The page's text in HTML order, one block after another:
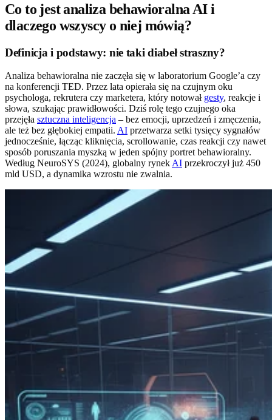
Co to jest analiza behawioralna AI i
dlaczego wszyscy o niej mówią?
Definicja i podstawy: nie taki diabeł straszny?
Analiza behawioralna nie zaczęła się w laboratorium Google’a czy
na konferencji TED. Przez lata opierała się na czujnym oku
psychologa, rekrutera czy marketera, który notował gesty, reakcje i
słowa, szukając prawidłowości. Dziś rolę tego czujnego oka
przejęła sztuczna inteligencja – bez emocji, uprzedzeń i zmęczenia,
ale też bez głębokiej empatii. AI przetwarza setki tysięcy sygnałów
jednocześnie, łącząc kliknięcia, scrollowanie, czas reakcji czy nawet
sposób poruszania myszką w jeden spójny portret behawioralny.
Według NeuroSYS (2024), globalny rynek AI przekroczył już 450
mld USD, a dynamika wzrostu nie zwalnia.